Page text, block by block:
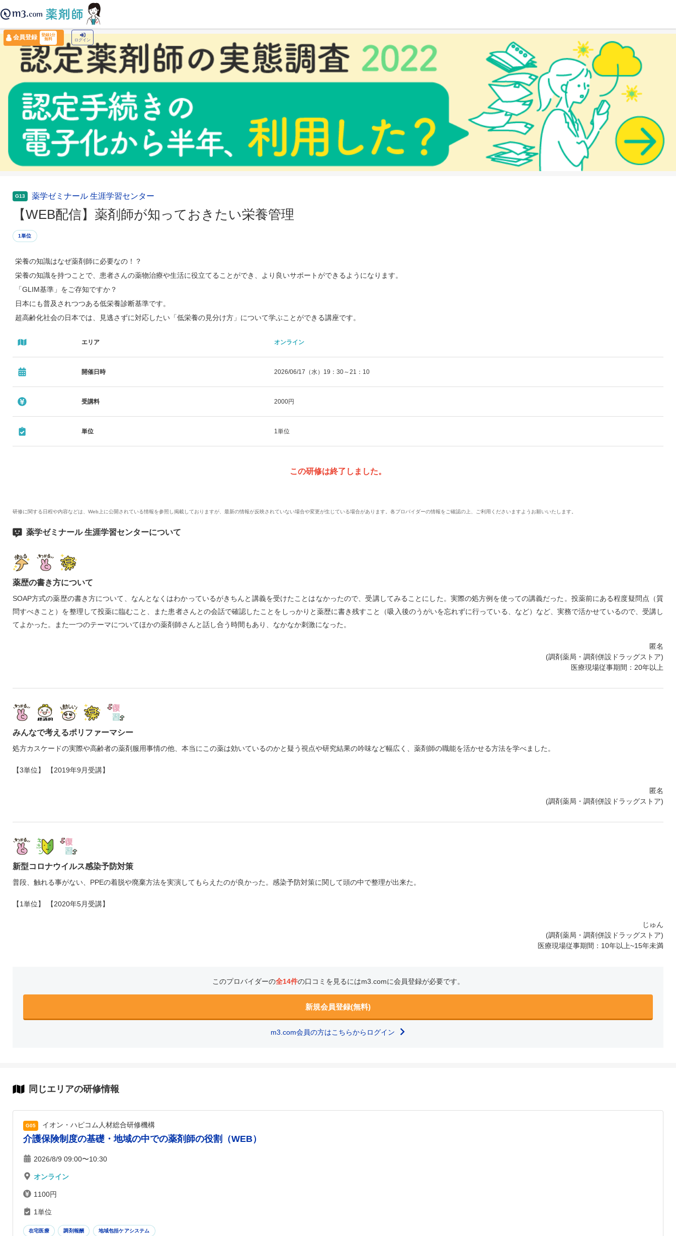
会員登録
登録1分
無料
ログイン
› 【WEB配信】薬剤師が知っておきたい栄養管理
G13 薬学ゼミナール 生涯学習センター
【WEB配信】薬剤師が知っておきたい栄養管理
1単位
栄養の知識はなぜ薬剤師に必要なの！？
栄養の知識を持つことで、患者さんの薬物治療や生活に役立てることができ、より良いサポートができるようになります。
「GLIM基準」をご存知ですか？
日本にも普及されつつある低栄養診断基準です。
超高齢化社会の日本では、見逃さずに対応したい「低栄養の見分け方」について学ぶことができる講座です。
講師：鈴鹿医療科学大学薬学部 臨床薬学センター 教授
エリア オンライン
開催日時 2026/06/17（水）19：30～21：10
受講料 2000円
単位 1単位
この研修は終了しました。
研修に関する日程や内容などは、Web上に公開されている情報を参照し掲載しておりますが、最新の情報が反映されていない場合や変更が生じている場合があります。各プロバイダーの情報をご確認の上、ご利用くださいますようお願いいたします。
薬学ゼミナール 生涯学習センターについて
薬歴の書き方について
SOAP方式の薬歴の書き方について、なんとなくはわかっているがきちんと講義を受けたことはなかったので、受講してみることにした。実際の処方例を使っての講義だった。投薬前にある程度疑問点（質
問すべきこと）を整理して投薬に臨むこと、また患者さんとの会話で確認したことをしっかりと薬歴に書き残すこと（吸入後のうがいを忘れずに行っている、など）など、実務で活かせているので、受講し
てよかった。また一つのテーマについてほかの薬剤師さんと話し合う時間もあり、なかなか刺激になった。
匿名
(調剤薬局・調剤併設ドラッグストア)
医療現場従事期間：20年以上
みんなで考えるポリファーマシー
処方カスケードの実際や高齢者の薬剤服用事情の他、本当にこの薬は効いているのかと疑う視点や研究結果の吟味など幅広く、薬剤師の職能を活かせる方法を学べました。
【3単位】 【2019年9月受講】
匿名
(調剤薬局・調剤併設ドラッグストア)
新型コロナウイルス感染予防対策
普段、触れる事がない、PPEの着脱や廃棄方法を実演してもらえたのが良かった。感染予防対策に関して頭の中で整理が出来た。
【1単位】 【2020年5月受講】
じゅん
(調剤薬局・調剤併設ドラッグストア)
医療現場従事期間：10年以上~15年未満
このプロバイダーの全14件の口コミを見るにはm3.comに会員登録が必要です。
新規会員登録(無料)
m3.com会員の方はこちらからログイン
同じエリアの研修情報
G05 イオン・ハピコム人材総合研修機構
介護保険制度の基礎・地域の中での薬剤師の役割（WEB）
2026/8/9 09:00〜10:30
オンライン
1100円
1単位
在宅医療 調剤報酬 地域包括ケアシステム